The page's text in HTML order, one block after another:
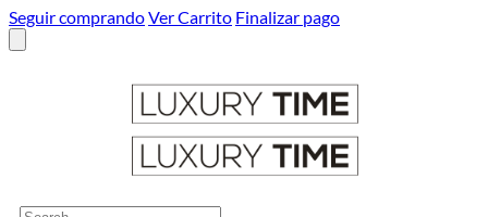
Seguir comprandoVer Carrito Finalizar pago